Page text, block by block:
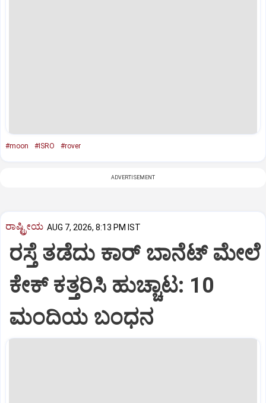
#moon #ISRO #rover
ADVERTISEMENT
ರಾಷ್ಟ್ರೀಯ AUG 7, 2026, 8:13 PM IST
ರಸ್ತೆ ತಡೆದು ಕಾರ್ ಬಾನೆಟ್ ಮೇಲೆ
ಕೇಕ್ ಕತ್ತರಿಸಿ ಹುಚ್ಚಾಟ: 10
ಮಂದಿಯ ಬಂಧನ